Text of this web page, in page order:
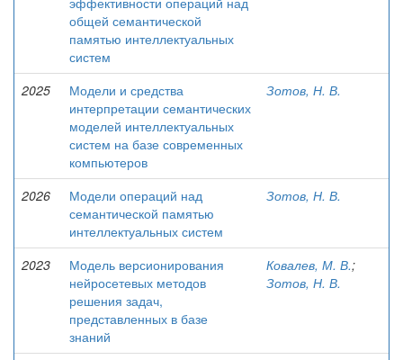
общей семантической
памятью интеллектуальных
систем
2025
Модели и средства
интерпретации семантических
моделей интеллектуальных
систем на базе современных
компьютеров
Зотов, Н. В.
2026
Модели операций над
семантической памятью
интеллектуальных систем
Зотов, Н. В.
2023
Модель версионирования
нейросетевых методов
решения задач,
представленных в базе
знаний
Ковалев, М. В.;
Зотов, Н. В.